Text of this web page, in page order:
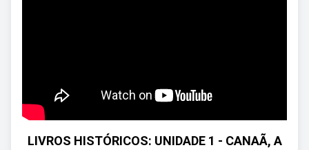
LIVROS HISTÓRICOS: UNIDADE 1 - CANAÃ, A